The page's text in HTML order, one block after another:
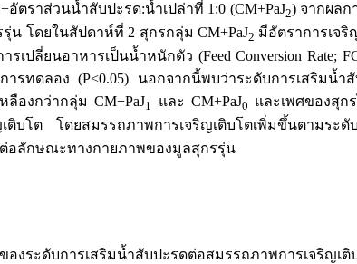
ราส่วนน้ำสับปะรด:น้ำเปล่าที่ 1:0 (CM+PaJ2) จากผลก
โดยในสัปดาห์ที่ 2 สุกรกลุ่ม CM+PaJ2 มีอัตราการเจริ
ปลี่ยนอาหารเป็นน้ำหนักตัว (Feed Conversion Rate;
รทดลอง (P<0.05) นอกจากนี้พบว่าระดับการเสริมน้
องกว่ากลุ่ม CM+PaJ1 และ CM+PaJ0 และเพศของสุก
ติบโต โดยสมรรถภาพการเจริญเติบโตเพิ่มขึ้นตามร
อลักษณะทางกายภาพของมูลสุกรรุ่น
ลของระดับการเสริมน้ำสับปะรดต่อสมรรถภาพการเจริ